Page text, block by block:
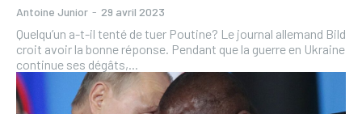
Antoine Junior - 29 avril 2023
Quelqu’un a-t-il tenté de tuer Poutine? Le journal allemand Bild
croit avoir la bonne réponse. Pendant que la guerre en Ukraine
continue ses dégâts,...